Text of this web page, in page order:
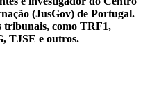
(JusGov) de Portugal.
tribunais, como TRF1,
TJSE e outros.